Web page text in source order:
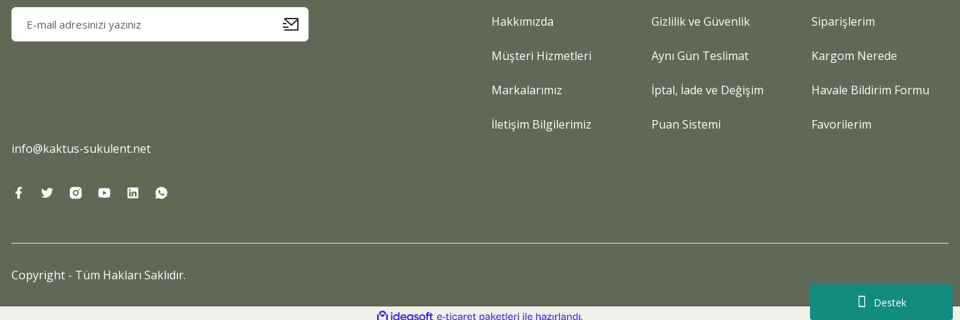
Destek
info@kaktus-sukulent.net
Hakkımızda
Müşteri Hizmetleri
Markalarımız
İletişim Bilgilerimiz
Gizlilik ve Güvenlik
Aynı Gün Teslimat
İptal, İade ve Değişim
Puan Sistemi
Siparişlerim
Kargom Nerede
Havale Bildirim Formu
Favorilerim
Copyright - Tüm Hakları Saklıdır.
ideasoft e-